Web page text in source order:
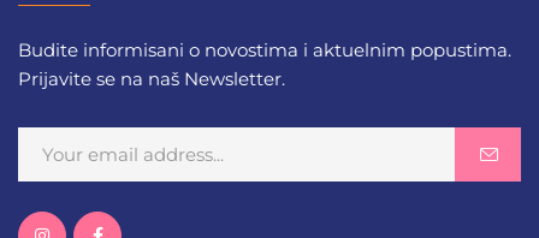
Budite informisani o novostima i aktuelnim popustima.
Prijavite se na naš Newsletter.